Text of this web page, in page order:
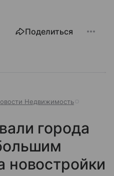
Поделиться
Недвижимость
города
новостройки